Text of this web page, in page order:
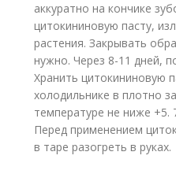
аккуратно на кончике
цитокининовую пасту,
растения. Закрывать
нужно. Через 8-11 дней,
Хранить цитокининовую
холодильнике в плотно
температуре не ниже +5.
Перед применением
в таре разогреть в руках.